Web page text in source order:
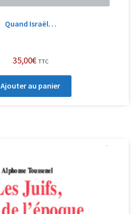
Quand Israël…
35,00€ TTC
Ajouter au panier